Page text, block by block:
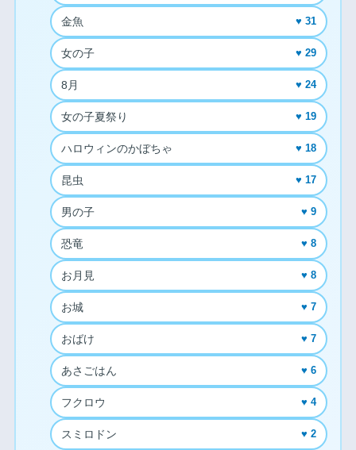
金魚 ♥ 31
女の子 ♥ 29
8月 ♥ 24
女の子夏祭り ♥ 19
ハロウィンのかぼちゃ ♥ 18
昆虫 ♥ 17
男の子 ♥ 9
恐竜 ♥ 8
お月見 ♥ 8
お城 ♥ 7
おばけ ♥ 7
あさごはん ♥ 6
フクロウ ♥ 4
スミロドン ♥ 2